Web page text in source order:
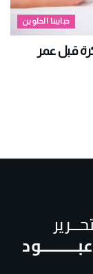
حبايبنا الحلوين
قبل عمر